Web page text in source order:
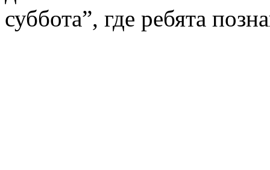
суббота”, где ребята